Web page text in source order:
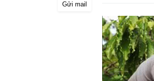
Gửi mail